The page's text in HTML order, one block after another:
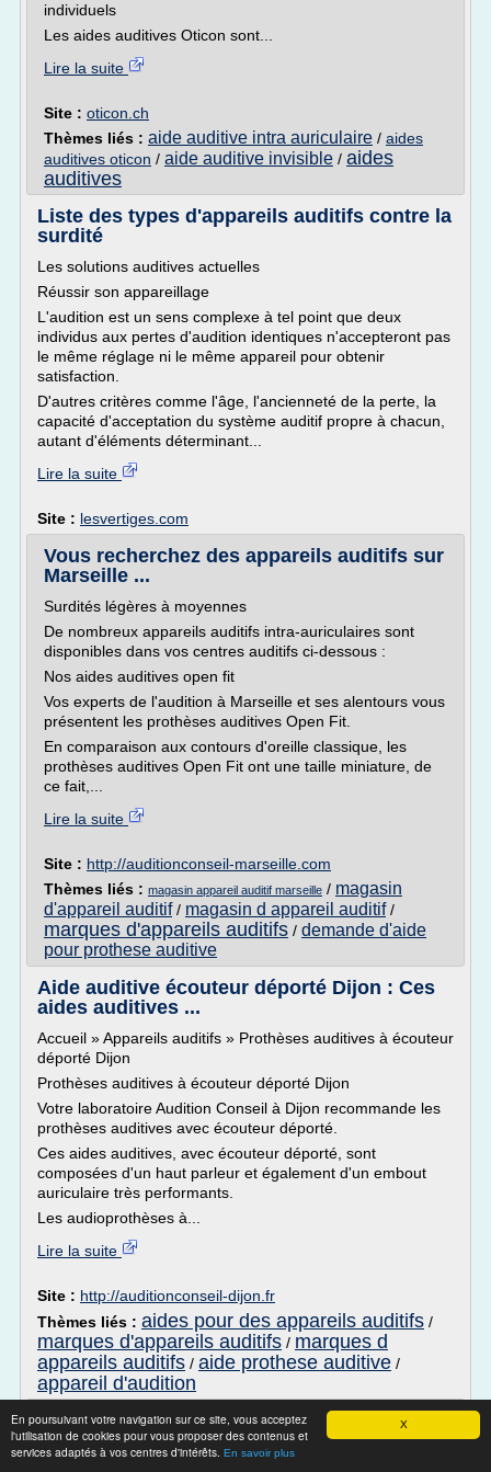
X
En poursuivant votre navigation sur ce site, vous acceptez
l'utilisation de cookies pour vous proposer des contenus et
services adaptés à vos centres d'intérêts. En savoir plus
individuels
Les aides auditives Oticon sont...
Lire la suite
Site : oticon.ch
Thèmes liés : aide auditive intra auriculaire / aides
auditives oticon / aide auditive invisible / aides
auditives
Liste des types d'appareils auditifs contre la
surdité
Les solutions auditives actuelles
Réussir son appareillage
L'audition est un sens complexe à tel point que deux
individus aux pertes d'audition identiques n'accepteront pas
le même réglage ni le même appareil pour obtenir
satisfaction.
D'autres critères comme l'âge, l'ancienneté de la perte, la
capacité d'acceptation du système auditif propre à chacun,
autant d'éléments déterminant...
Lire la suite
Site : lesvertiges.com
Vous recherchez des appareils auditifs sur
Marseille ...
Surdités légères à moyennes
De nombreux appareils auditifs intra-auriculaires sont
disponibles dans vos centres auditifs ci-dessous :
Nos aides auditives open fit
Vos experts de l'audition à Marseille et ses alentours vous
présentent les prothèses auditives Open Fit.
En comparaison aux contours d'oreille classique, les
prothèses auditives Open Fit ont une taille miniature, de
ce fait,...
Lire la suite
Site : http://auditionconseil-marseille.com
Thèmes liés : magasin appareil auditif marseille / magasin
d'appareil auditif/ magasin d appareil auditif/
marques d'appareils auditifs / demande d'aide
pour prothese auditive
Aide auditive écouteur déporté Dijon : Ces
aides auditives ...
Accueil » Appareils auditifs » Prothèses auditives à écouteur
déporté Dijon
Prothèses auditives à écouteur déporté Dijon
Votre laboratoire Audition Conseil à Dijon recommande les
prothèses auditives avec écouteur déporté.
Ces aides auditives, avec écouteur déporté, sont
composées d'un haut parleur et également d'un embout
auriculaire très performants.
Les audioprothèses à...
Lire la suite
Site : http://auditionconseil-dijon.fr
Thèmes liés : aides pour des appareils auditifs /
marques d'appareils auditifs / marques d
appareils auditifs / aide prothese auditive /
appareil d'audition
Lyric: une aide auditive invisible qui se
porte 24h/24h et ...